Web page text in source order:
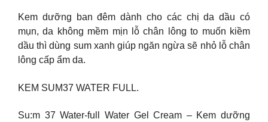
Kem dưỡng ban đêm dành cho các chị da dầu có
mụn, da không mềm mịn lỗ chân lông to muốn kiềm
dầu thì dùng sum xanh giúp ngăn ngừa sẽ nhỏ lỗ chân
lông cấp ẩm da.
KEM SUM37 WATER FULL.
Su:m 37 Water-full Water Gel Cream – Kem dưỡng